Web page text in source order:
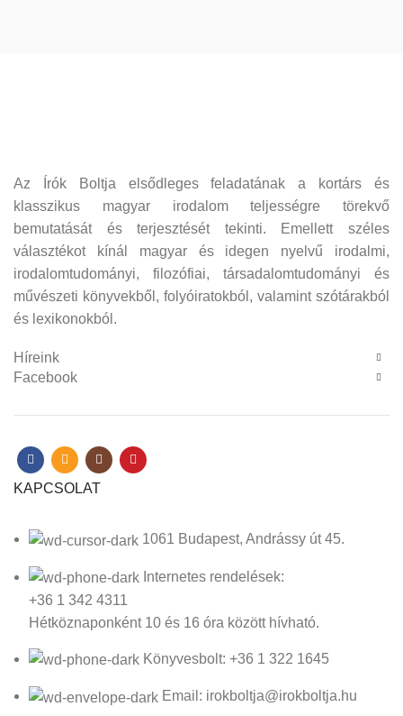
Az Írók Boltja elsődleges feladatának a kortárs és
klasszikus magyar irodalom teljességre törekvő
bemutatását és terjesztését tekinti. Emellett széles
választékot kínál magyar és idegen nyelvű irodalmi,
irodalomtudományi, filozófiai, társadalomtudományi és
művészeti könyvekből, folyóiratokból, valamint szótárakból
és lexikonokból.
Híreink
Facebook
KAPCSOLAT
1061 Budapest, Andrássy út 45.
Internetes rendelések:
+36 1 342 4311
Hétköznaponként 10 és 16 óra között hívható.
Könyvesbolt: +36 1 322 1645
Email: irokboltja@irokboltja.hu